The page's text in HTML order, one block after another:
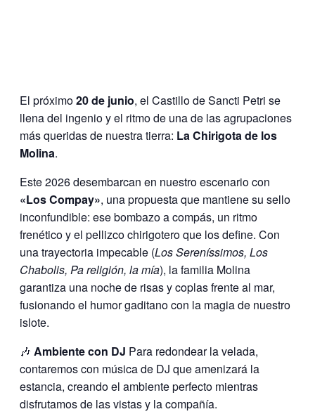
El próximo20 de junio, el Castillo de Sancti Petri se
llena del ingenio y el ritmo de una de las agrupaciones
más queridas de nuestra tierra: La Chirigota de los
Molina.
Este 2026 desembarcan en nuestro escenario con
«Los Compay», una propuesta que mantiene su sello
inconfundible: ese bombazo a compás, un ritmo
frenético y el pellizco chirigotero que los define. Con
una trayectoria impecable (Los Sereníssimos, Los
Chabolis, Pa religión, la mía), la familia Molina
garantiza una noche de risas y coplas frente al mar,
fusionando el humor gaditano con la magia de nuestro
islote.
🎶 Ambiente con DJ Para redondear la velada,
contaremos con música de DJ que amenizará la
estancia, creando el ambiente perfecto mientras
disfrutamos de las vistas y la compañía.